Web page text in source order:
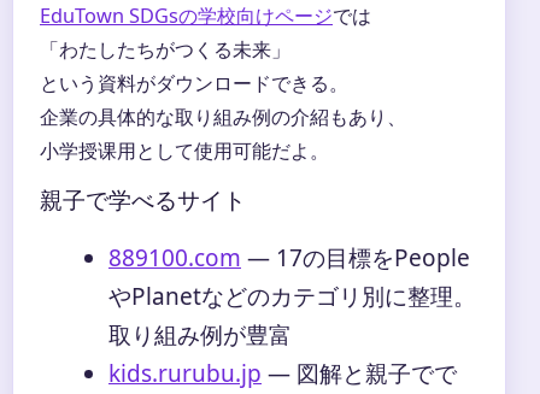
EduTown SDGsの学校向けページでは
「わたしたちがつくる未来」
という資料がダウンロードできる。
企業の具体的な取り組み例の介紹もあり、
小学授课用として使用可能だよ。
親子で学べるサイト
889100.com ― 17の目標をPeople
やPlanetなどのカテゴリ別に整理。
取り組み例が豊富
kids.rurubu.jp ― 図解と親子でで